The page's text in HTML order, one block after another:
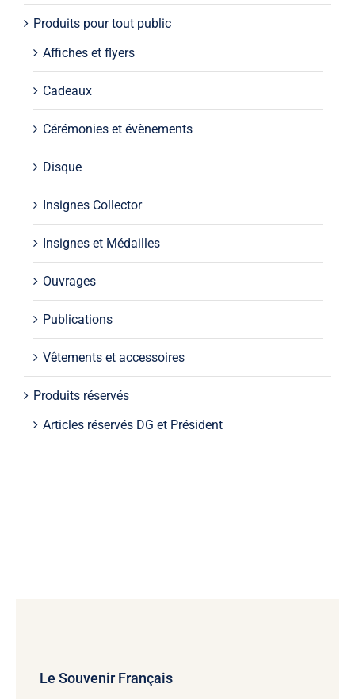
Produits pour tout public
Affiches et flyers
Cadeaux
Cérémonies et évènements
Disque
Insignes Collector
Insignes et Médailles
Ouvrages
Publications
Vêtements et accessoires
Produits réservés
Articles réservés DG et Président
Le Souvenir Français